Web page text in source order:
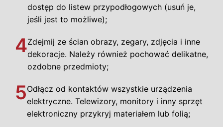
dostęp do listew przypodłogowych (usuń je,
jeśli jest to możliwe);
4Zdejmij ze ścian obrazy, zegary, zdjęcia i inne
dekoracje. Należy również pochować delikatne,
ozdobne przedmioty;
5Odłącz od kontaktów wszystkie urządzenia
elektryczne. Telewizory, monitory i inny sprzęt
elektroniczny przykryj materiałem lub folią;